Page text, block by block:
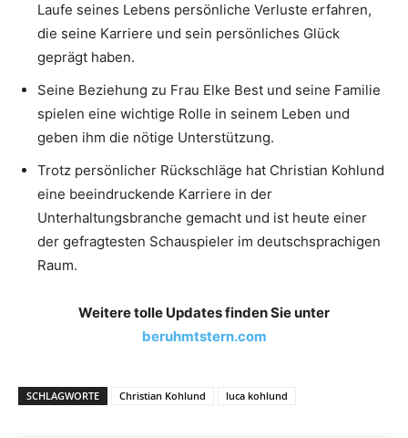
Laufe seines Lebens persönliche Verluste erfahren,
die seine Karriere und sein persönliches Glück
geprägt haben.
Seine Beziehung zu Frau Elke Best und seine Familie
spielen eine wichtige Rolle in seinem Leben und
geben ihm die nötige Unterstützung.
Trotz persönlicher Rückschläge hat Christian Kohlund
eine beeindruckende Karriere in der
Unterhaltungsbranche gemacht und ist heute einer
der gefragtesten Schauspieler im deutschsprachigen
Raum.
Weitere tolle Updates finden Sie unter
beruhmtstern.com
SCHLAGWORTE Christian Kohlund luca kohlund